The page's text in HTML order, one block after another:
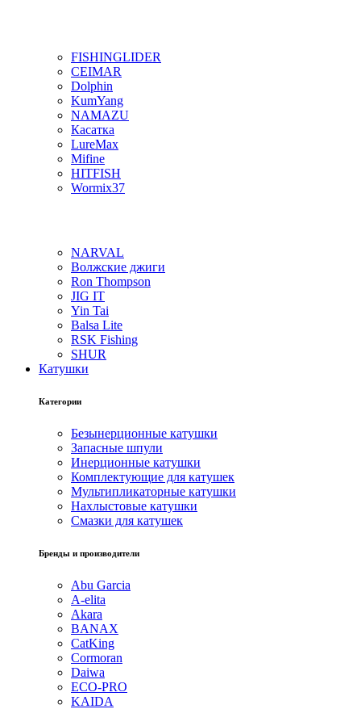
FISHINGLIDER
CEIMAR
Dolphin
KumYang
NAMAZU
Касатка
LureMax
Mifine
HITFISH
Wormix37
NARVAL
Волжские джиги
Ron Thompson
JIG IT
Yin Tai
Balsa Lite
RSK Fishing
SHUR
Катушки
Категории
Безынерционные катушки
Запасные шпули
Инерционные катушки
Комплектующие для катушек
Мультипликаторные катушки
Нахлыстовые катушки
Смазки для катушек
Бренды и производители
Abu Garcia
A-elita
Akara
BANAX
CatKing
Cormoran
Daiwa
ECO-PRO
KAIDA